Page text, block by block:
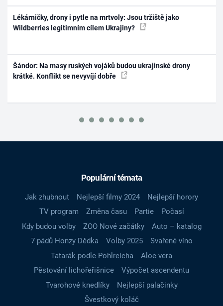
Lékárničky, drony i pytle na mrtvoly: Jsou tržiště jako
Wildberries legitimním cílem Ukrajiny?
Šándor: Na masy ruských vojáků budou ukrajinské drony
krátké. Konflikt se nevyvíjí dobře
Populární témata
Jak zhubnout Nejlepší filmy 2024
Nejlepší horory
TV program
Změna času Partie
Počasí
Kdy budou volby
ZOO Nové začátky
Auto – katalog
7 pádů Honzy Dědka
Volby 2025
Svařené víno
Tatarák podle Pohlreicha
Aloe vera
Pěstování lichořeřišnice
Výpočet ascendentu
Tvarohové knedlíky
Nejlepší palačinky
Švestkový koláč